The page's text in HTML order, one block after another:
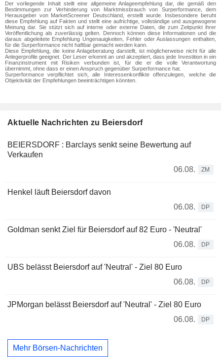
Der vorliegende Inhalt stellt eine allgemeine Anlageempfehlung dar, die gemäß den
Bestimmungen zur Verhinderung von Marktmissbrauch von Surperformance, dem
Herausgeber von MarketScreener Deutschland, erstellt wurde. Insbesondere beruht
diese Empfehlung auf Fakten und stellt eine aufrichtige, vollständige und ausgewogene
Meinung dar. Sie stützt sich auf interne oder externe Daten, die zum Zeitpunkt ihrer
Veröffentlichung als zuverlässig gelten. Dennoch können diese Informationen und die
daraus abgeleitete Empfehlung Ungenauigkeiten, Fehler oder Auslassungen enthalten,
für die Surperformance nicht haftbar gemacht werden kann.
Diese Empfehlung, die keine Anlageberatung darstellt, ist möglicherweise nicht für alle
Anlegerprofile geeignet. Der Leser erkennt an und akzeptiert, dass jede Investition in ein
Finanzinstrument mit Risiken verbunden ist, für die er die volle Verantwortung
übernimmt, ohne dass er einen Anspruch gegenüber Surperformance hat.
Surperformance verpflichtet sich, alle Interessenkonflikte offenzulegen, welche die
Objektivität der Empfehlungen beeinträchtigen könnten.
Aktuelle Nachrichten zu Beiersdorf
BEIERSDORF : Barclays senkt seine Bewertung auf
Verkaufen
06.08.
ZM
Henkel läuft Beiersdorf davon
06.08.
DP
Goldman senkt Ziel für Beiersdorf auf 82 Euro - 'Neutral'
06.08.
DP
UBS belässt Beiersdorf auf 'Neutral' - Ziel 80 Euro
06.08.
DP
JPMorgan belässt Beiersdorf auf 'Neutral' - Ziel 80 Euro
06.08.
DP
Mehr Börsen-Nachrichten